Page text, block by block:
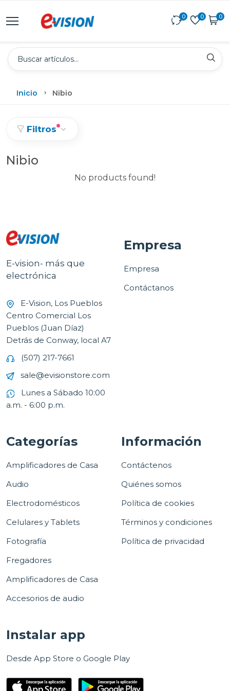
0 0 0
Inicio Nibio
Filtros
Nibio
No products found!
E-vision- más que
electrónica
E-Vision, Los Pueblos
Centro Comercial Los
Pueblos (Juan Díaz)
Detrás de Conway, local A7
(507) 217-7661
sale@evisionstore.com
Lunes a Sábado 10:00
a.m. - 6:00 p.m.
Empresa
Empresa
Contáctanos
Categorías
Amplificadores de Casa
Audio
Electrodomésticos
Celulares y Tablets
Fotografía
Fregadores
Amplificadores de Casa
Accesorios de audio
Información
Contáctenos
Quiénes somos
Política de cookies
Términos y condiciones
Política de privacidad
Instalar app
Desde App Store o Google Play